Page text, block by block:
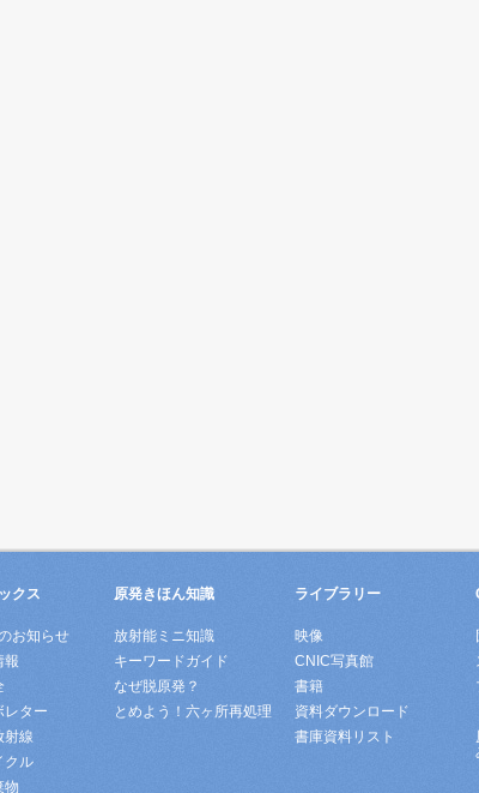
クス
お知らせ
報
レター
射線
クル
物
原発きほん知識
放射能ミニ知識
キーワードガイド
なぜ脱原発？
とめよう！六ヶ所再処理
ライブラリー
映像
CNIC写真館
書籍
資料ダウンロード
書庫資料リスト